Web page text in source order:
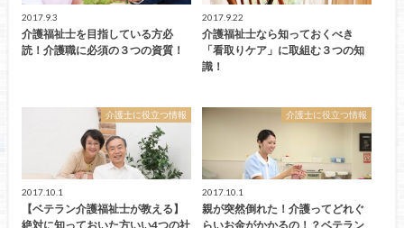
2017.9.3
介護福祉士を目指している方必
読！介護職に必須の３つの資質！
2017.9.22
介護福祉士なら知っておくべき
「看取りケア」に取組む３つの知
識！
介護士に役立つ情報
2017.10.1
【ベテラン介護福祉士が教える】
絶対に知っておいた方いい4つの社
介護士に役立つ情報
2017.10.1
親が突然倒れた！介護ってどれぐ
らいお金がかかるの！？ベテラン